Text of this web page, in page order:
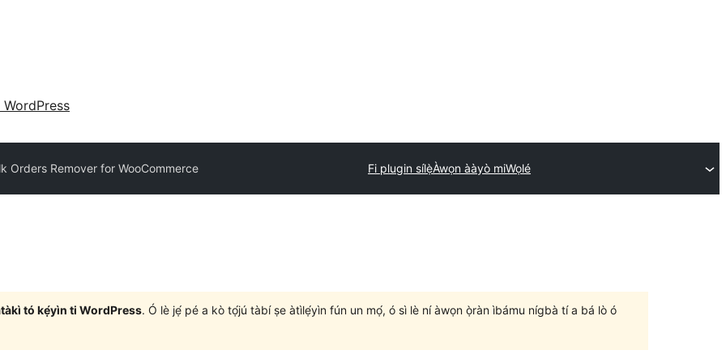
WordPress
Orders Remover for WooCommerce Fi plugin sílẹ̀Àwọn ààyò miWọlé
tó kẹ́yìn ti WordPress. Ó lè jẹ́ pé a kò tọ́jú tàbí ṣe àtìlẹ́yìn fún un mọ́, ó sì lè ní àwọn ọ̀ràn ìbámu nígbà tí a bá lò ó